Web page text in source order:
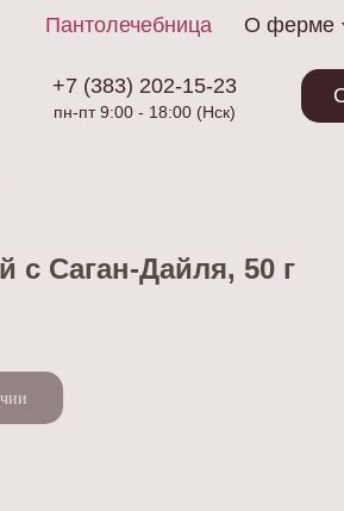
О ферме
Пантолечебница
+7 (383) 202-15-23
пн-пт 9:00 - 18:00 (Нск)
с Саган-Дайля, 50 г